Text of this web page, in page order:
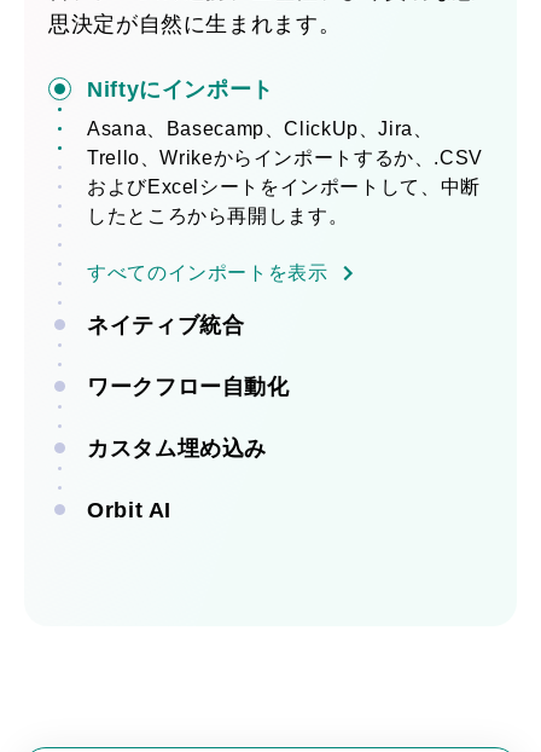
思決定が自然に生まれます。
Niftyにインポート
Asana、Basecamp、ClickUp、Jira、
Trello、Wrikeからインポートするか、.CSV
およびExcelシートをインポートして、中断
したところから再開します。
すべてのインポートを表示
ネイティブ統合
ワークフロー自動化
カスタム埋め込み
Orbit AI